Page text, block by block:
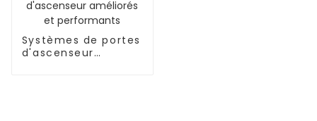
Systèmes de portes
d'ascenseur